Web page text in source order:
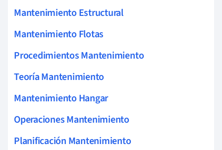
Mantenimiento Estructural
Mantenimiento Flotas
Procedimientos Mantenimiento
Teoría Mantenimiento
Mantenimiento Hangar
Operaciones Mantenimiento
Planificación Mantenimiento